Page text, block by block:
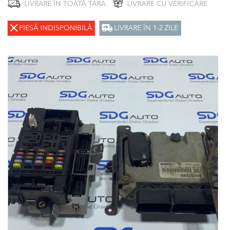
LIVRARE ÎN TOATĂ ȚARA LIVRARE CU VERIFICARE
PIESĂ INDISPONIBILĂ LIVRARE ÎN 1-2 ZILE